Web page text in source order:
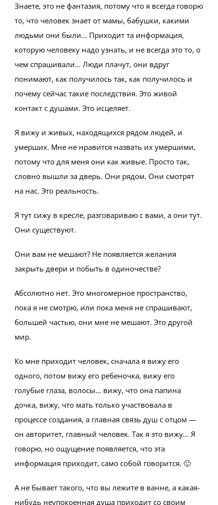
Знаете, это не фантазия, потому что я всегда говорю
то, что человек знает от мамы, бабушки, какими
людьми они были… Приходит та информация,
которую человеку надо узнать, и не всегда это то, о
чем спрашивали… Люди плачут, они вдруг
понимают, как получилось так, как получилось и
почему сейчас такие последствия. Это живой
контакт с душами. Это исцеляет.
Я вижу и живых, находящихся рядом людей, и
умерших. Мне не нравится назвать их умершими,
потому что для меня они как живые. Просто так,
словно вышли за дверь. Они рядом. Они смотрят
на нас. Это реальность.
Я тут сижу в кресле, разговариваю с вами, а они тут.
Они существуют.
Они вам не мешают? Не появляется желания
закрыть двери и побыть в одиночестве?
Абсолютно нет. Это многомерное пространство,
пока я не смотрю, или пока меня не спрашивают,
большей частью, они мне не мешают. Это другой
мир.
Ко мне приходит человек, сначала я вижу его
одного, потом вижу его ребеночка, вижу его
голубые глаза, волосы… вижу, что она папина
дочка, вижу, что мать только участвовала в
процессе создания, а главная связь душ с отцом —
он авторитет, главный человек. Так я это вижу… Я
говорю, но ощущение появляется, что эта
информация приходит, само собой говорится. 🙂
А не бывает такого, что вы лежите в ванне, а какая-
нибудь неупокоенная душа приходит со своим